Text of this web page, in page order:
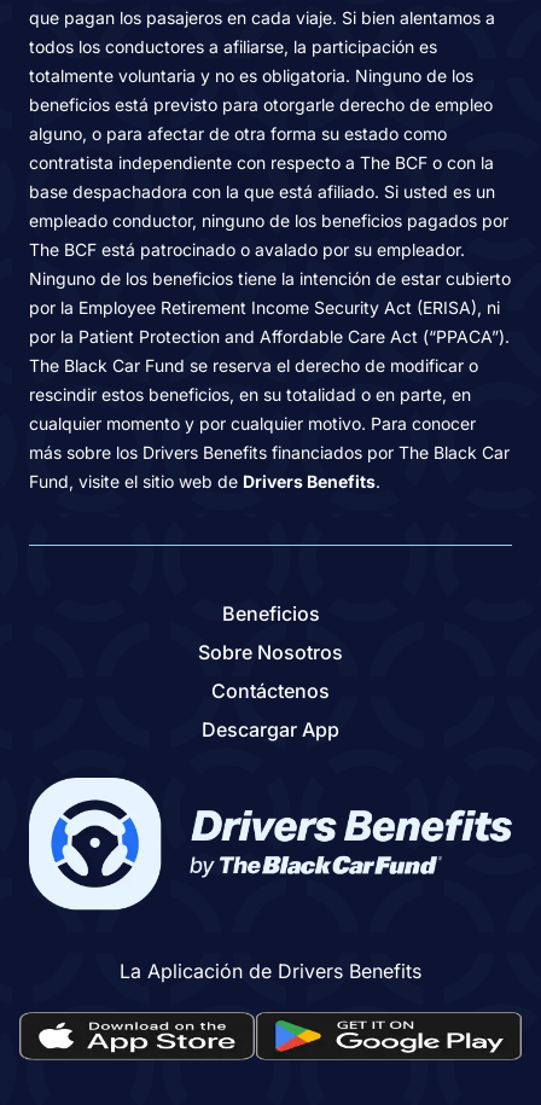
que pagan los pasajeros en cada viaje. Si bien alentamos a
todos los conductores a afiliarse, la participación es
totalmente voluntaria y no es obligatoria. Ninguno de los
beneficios está previsto para otorgarle derecho de empleo
alguno, o para afectar de otra forma su estado como
contratista independiente con respecto a The BCF o con la
base despachadora con la que está afiliado. Si usted es un
empleado conductor, ninguno de los beneficios pagados por
The BCF está patrocinado o avalado por su empleador.
Ninguno de los beneficios tiene la intención de estar cubierto
por la Employee Retirement Income Security Act (ERISA), ni
por la Patient Protection and Affordable Care Act (“PPACA”).
The Black Car Fund se reserva el derecho de modificar o
rescindir estos beneficios, en su totalidad o en parte, en
cualquier momento y por cualquier motivo. Para conocer
más sobre los Drivers Benefits financiados por The Black Car
Fund, visite el sitio web de Drivers Benefits.
Beneficios
Sobre Nosotros
Contáctenos
Descargar App
La Aplicación de Drivers Benefits